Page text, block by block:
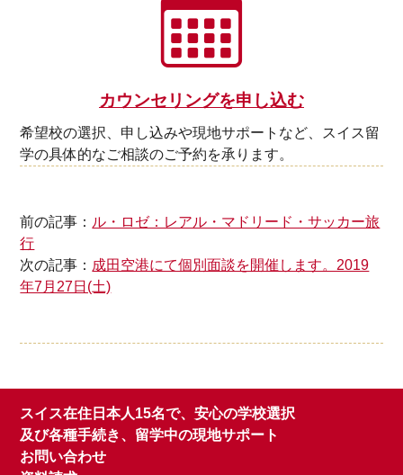
カウンセリングを申し込む
希望校の選択、申し込みや現地サポートなど、スイス留
学の具体的なご相談のご予約を承ります。
前の記事： ル・ロゼ：レアル・マドリード・サッカー旅
行
次の記事： 成田空港にて個別面談を開催します。2019
年7月27日(土)
スイス在住日本人15名で、安心の学校選択
及び各種手続き、留学中の現地サポート
お問い合わせ